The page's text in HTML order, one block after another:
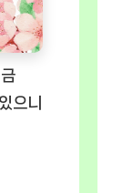
으니